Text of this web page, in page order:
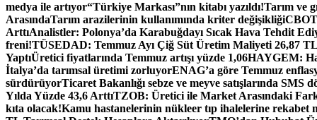
medya ile artıyor“Türkiye Markası”nın kitabı yazıldı!Tarım ve
ArasındaTarım arazilerinin kullanımında kriter değişikliği
ArttıAnalistler: Polonya’da Karabuğdayı Sıcak Hava Tehdit
freni!TÜSEDAD: Temmuz Ayı Çiğ Süt Üretim Maliyeti 26,87
YaptıÜretici fiyatlarında Temmuz artışı yüzde 1,06HAYGEM:
İtalya’da tarımsal üretimi zorluyorENAG’a göre Temmuz
sürdürüyorTicaret Bakanlığı sebze ve meyve satışlarında SMS
Yılda Yüzde 43,6 ArttıTZOB: Üretici ile Market Arasındaki Fark
kıta olacak!Kamu hastanelerinin nükleer tıp ihalelerine rekabet